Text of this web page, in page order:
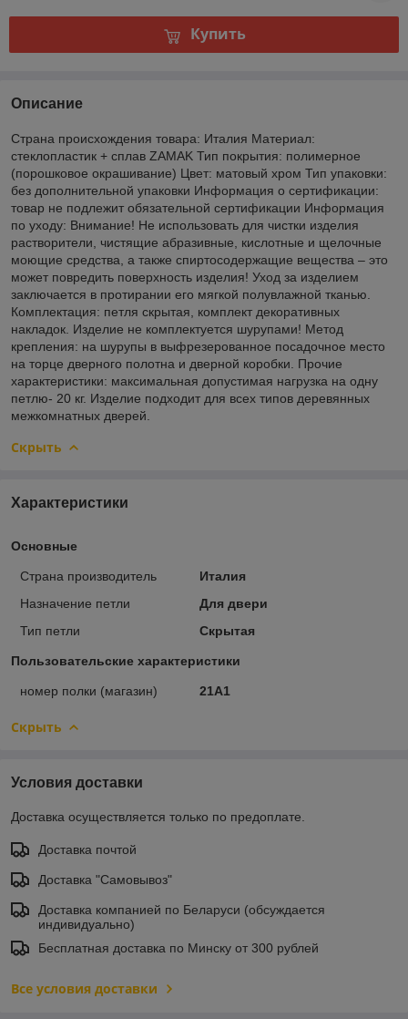
Купить
Описание
Страна происхождения товара: Италия Материал:
стеклопластик + сплав ZAMAK Тип покрытия: полимерное
(порошковое окрашивание) Цвет: матовый хром Тип упаковки:
без дополнительной упаковки Информация о сертификации:
товар не подлежит обязательной сертификации Информация
по уходу: Внимание! Не использовать для чистки изделия
растворители, чистящие абразивные, кислотные и щелочные
моющие средства, а также спиртосодержащие вещества – это
может повредить поверхность изделия! Уход за изделием
заключается в протирании его мягкой полувлажной тканью.
Комплектация: петля скрытая, комплект декоративных
накладок. Изделие не комплектуется шурупами! Метод
крепления: на шурупы в выфрезерованное посадочное место
на торце дверного полотна и дверной коробки. Прочие
характеристики: максимальная допустимая нагрузка на одну
петлю- 20 кг. Изделие подходит для всех типов деревянных
межкомнатных дверей.
Скрыть
Характеристики
Основные
Страна производитель
Италия
Назначение петли
Для двери
Тип петли
Скрытая
Пользовательские характеристики
номер полки (магазин) 21A1
Скрыть
Условия доставки
Доставка осуществляется только по предоплате.
Доставка почтой
Доставка "Самовывоз"
Доставка компанией по Беларуси (обсуждается
индивидуально)
Бесплатная доставка по Минску от 300 рублей
Все условия доставки